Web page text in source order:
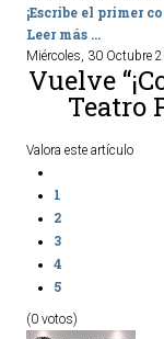
¡Escribe el primer
Leer más ...
Miércoles, 30 Octubre
Vuelve
Teatro
Valora este artículo
1
2
3
4
5
(0 votos)